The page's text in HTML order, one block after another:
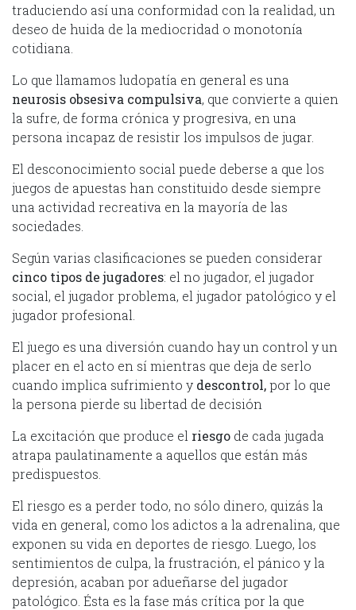
traduciendo así una conformidad con la realidad, un
deseo de huida de la mediocridad o monotonía
cotidiana.
Lo que llamamos ludopatía en general es una
neurosis obsesiva compulsiva, que convierte a quien
la sufre, de forma crónica y progresiva, en una
persona incapaz de resistir los impulsos de jugar.
El desconocimiento social puede deberse a que los
juegos de apuestas han constituido desde siempre
una actividad recreativa en la mayoría de las
sociedades.
Según varias clasificaciones se pueden considerar
cinco tipos de jugadores: el no jugador, el jugador
social, el jugador problema, el jugador patológico y el
jugador profesional.
El juego es una diversión cuando hay un control y un
placer en el acto en sí mientras que deja de serlo
cuando implica sufrimiento y descontrol,por lo que
la persona pierde su libertad de decisión
La excitación que produce el riesgo de cada jugada
atrapa paulatinamente a aquellos que están más
predispuestos.
El riesgo es a perder todo, no sólo dinero, quizás la
vida en general, como los adictos a la adrenalina, que
exponen su vida en deportes de riesgo. Luego, los
sentimientos de culpa, la frustración, el pánico y la
depresión, acaban por adueñarse del jugador
patológico. Ésta es la fase más crítica por la que